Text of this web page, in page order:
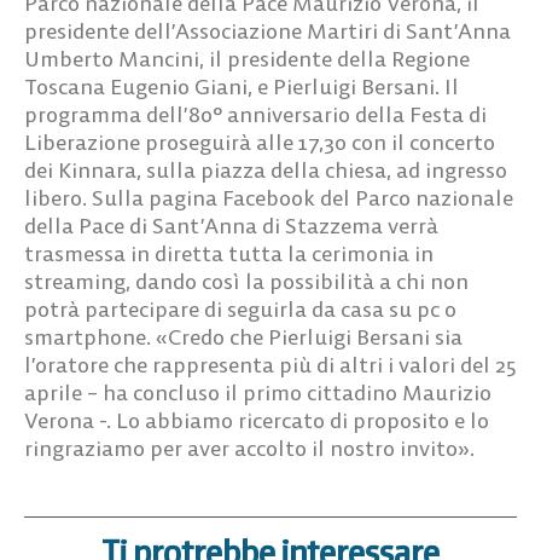
presidente dell’Associazione Martiri di Sant’Anna
Umberto Mancini, il presidente della Regione
Toscana Eugenio Giani, e Pierluigi Bersani. Il
programma dell’80° anniversario della Festa di
Liberazione proseguirà alle 17,30 con il concerto
dei Kinnara, sulla piazza della chiesa, ad ingresso
libero. Sulla pagina Facebook del Parco nazionale
della Pace di Sant’Anna di Stazzema verrà
trasmessa in diretta tutta la cerimonia in
streaming, dando così la possibilità a chi non
potrà partecipare di seguirla da casa su pc o
smartphone. «Credo che Pierluigi Bersani sia
l’oratore che rappresenta più di altri i valori del 25
aprile – ha concluso il primo cittadino Maurizio
Verona -. Lo abbiamo ricercato di proposito e lo
ringraziamo per aver accolto il nostro invito».